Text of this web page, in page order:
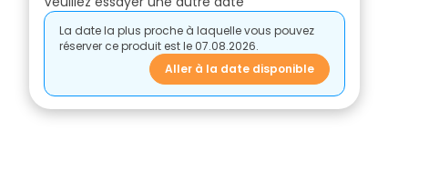
La date la plus proche à laquelle vous pouvez
réserver ce produit est le 07.08.2026.
Aller à la date disponible